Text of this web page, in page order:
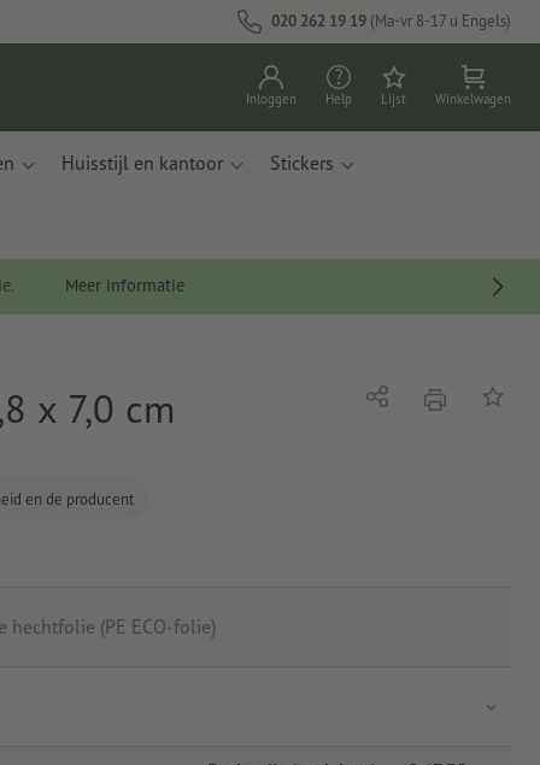
020 262 19 19 (Ma-vr 8-17 u Engels)
Inloggen Help Lijst Winkelwagen
Huisstijl en kantoor Stickers
Meer informatie
x 7,0 cm
en de producent
Delen afdrukkenOp de
(PE ECO-folie)